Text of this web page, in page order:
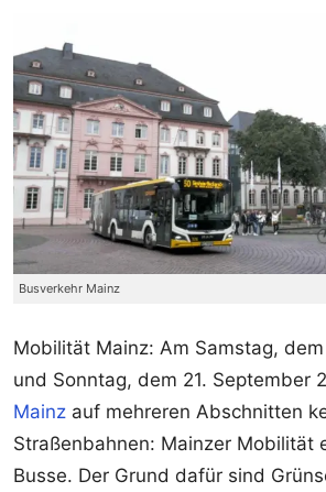
Busverkehr Mainz
Mobilität Mainz: Am Samstag,
und Sonntag, dem 21. September
Mainz auf mehreren Abschnitten
Straßenbahnen: Mainzer Mobilität
Busse. Der Grund dafür sind